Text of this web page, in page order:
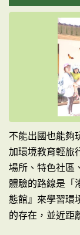
不能出國也能夠
加環境教育輕旅
場所、特色社區
體驗的路線是「
態館』來學習環
的存在，並近距